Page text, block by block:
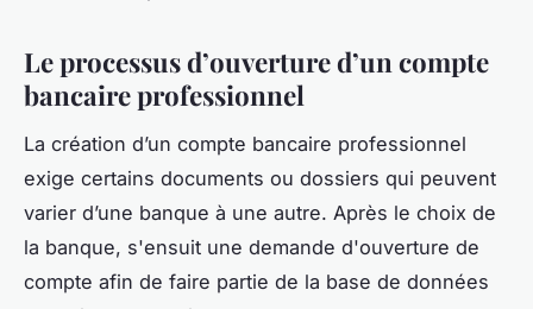
Le processus d’ouverture d’un compte
bancaire professionnel
La création d’un compte bancaire professionnel
exige certains documents ou dossiers qui peuvent
varier d’une banque à une autre. Après le choix de
la banque, s'ensuit une demande d'ouverture de
compte afin de faire partie de la base de données